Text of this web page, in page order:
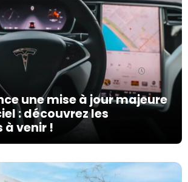
une mise à jour majeure
: découvrez les
à venir !
20/04/24